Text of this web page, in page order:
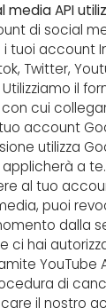
API
di social
i tuoi account
Twitter,
il
cui
account
utilizza
applicherà a
al tuo
puoi
dalla
ci hai
YouTube
di
il nostro